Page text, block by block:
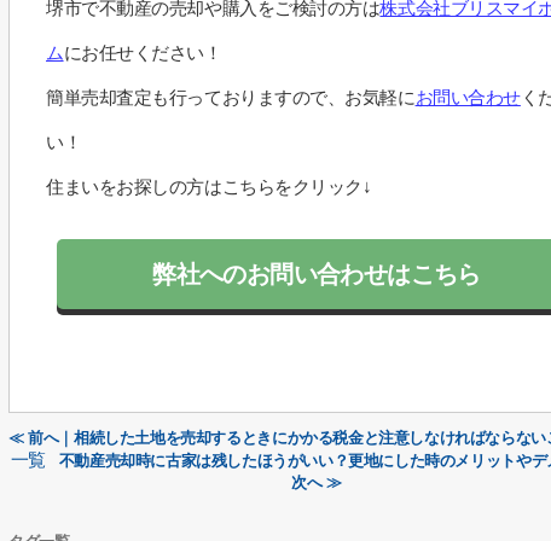
堺市で不動産の売却や購入をご検討の方は株式会社ブリスマイ
ムにお任せください！
簡単売却査定も行っておりますので、お気軽にお問い合わせく
い！
住まいをお探しの方はこちらをクリック↓
弊社へのお問い合わせはこちら
≪ 前へ｜相続した土地を売却するときにかかる税金と注意しなければならない
一覧
不動産売却時に古家は残したほうがいい？更地にした時のメリットやデ
次へ ≫